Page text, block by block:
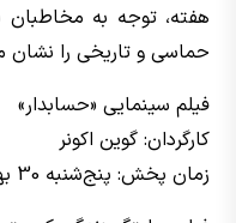
هفته، توجه به مخاطبان
حماسی و تاریخی را
فیلم سینمایی «حسابدار»
کارگردان: گوین اکونر
زمان پخش: پنج‌شنبه 30 بهمن، ساعت 24